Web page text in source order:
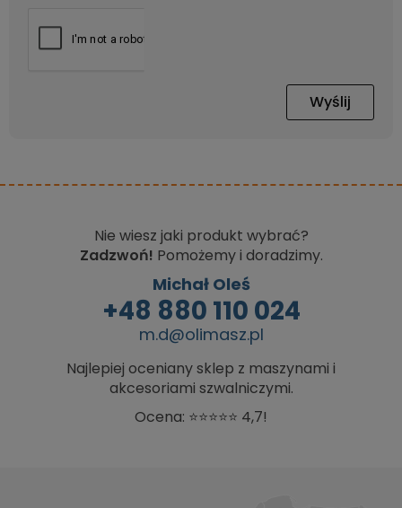
Wyślij
Nie wiesz jaki produkt wybrać?
Zadzwoń! Pomożemy i doradzimy.
Michał Oleś
+48 880 110 024
m.d@olimasz.pl
Najlepiej oceniany sklep z maszynami i
akcesoriami szwalniczymi.
Ocena: ⭐⭐⭐⭐⭐ 4,7!